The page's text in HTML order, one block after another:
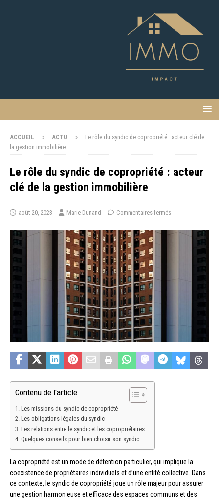
ACCUEIL ACTU
Le rôle du syndic de copropriété : acteur clé de
la gestion immobilière
Le rôle du syndic de copropriété : acteur
clé de la gestion immobilière
août 20, 2023 Marie Dunand Commentaires fermés
Contenu de l'article
Les missions du syndic de copropriété
Les obligations légales du syndic
Les relations entre le syndic et les copropriétaires
Quelques conseils pour bien choisir son syndic
La copropriété est un mode de détention particulier, qui implique la
coexistence de propriétaires individuels et d’une entité collective. Dans
ce contexte, le syndic de copropriété joue un rôle majeur pour assurer
une gestion harmonieuse et efficace des espaces communs et des